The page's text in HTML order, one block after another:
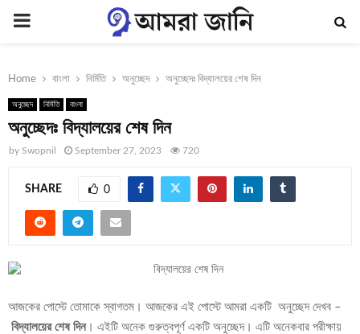
PRIMARY
Home বাংলা নির্মিতি অনুচ্ছেদ অনুচ্ছেদঃ বিদ্যালয়ের শেষ দিন
অনুচ্ছেদ নির্মিতি বাংলা
অনুচ্ছেদঃ বিদ্যালয়ের শেষ দিন
by Swopnil September 27, 2023 720
SHARE 0
আজকের পোস্টে তোমাকে স্বাগতম। আজকের এই পোস্টে আমরা একটি অনুচ্ছেদ দেখব –
বিদ্যালয়ের শেষ দিন। এইটি অনেক গুরুত্বপূর্ণ একটি অনুচ্ছেদ। এটি অনেকবার পরীক্ষায়